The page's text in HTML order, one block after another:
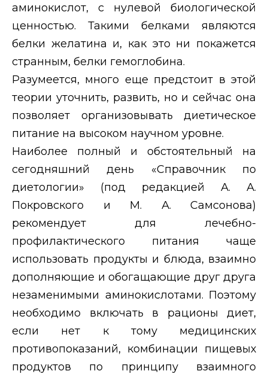
аминокислот, с нулевой биологической
ценностью. Такими белками являются
белки желатина и, как это ни покажется
странным, белки гемоглобина.
Разумеется, много еще предстоит в этой
теории уточнить, развить, но и сейчас она
позволяет организовывать диетическое
питание на высоком научном уровне.
Наиболее полный и обстоятельный на
сегодняшний день «Справочник по
диетологии» (под редакцией А. А.
Покровского и М. А. Самсонова)
рекомендует для лечебно-
профилактического питания чаще
использовать продукты и блюда, взаимно
дополняющие и обогащающие друг друга
незаменимыми аминокислотами. Поэтому
необходимо включать в рационы диет,
если нет к тому медицинских
противопоказаний, комбинации пищевых
продуктов по принципу взаимного